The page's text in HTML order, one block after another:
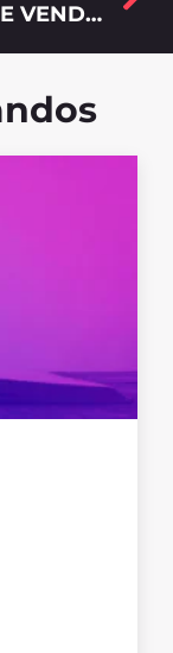
FUNIL DE VENDAS EM Y: POTENCIALIZE SUAS CONVERSÕES ATRAVÉS DO INBOUND E OUTBOUND